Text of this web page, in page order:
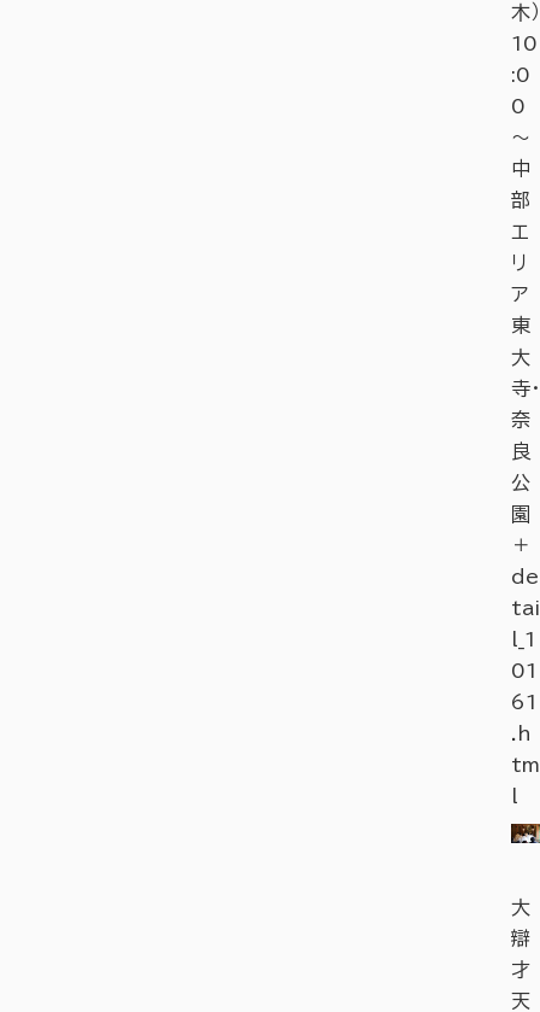
木）
10
:0
0
～
中
部
エ
リ
ア
東
大
寺・
奈
良
公
園
＋
de
tai
l_1
01
61
.h
tm
大
辯
才
天